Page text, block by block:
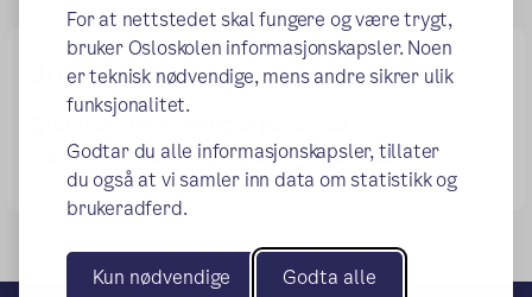
For at nettstedet skal fungere og være trygt,
bruker Osloskolen informasjonskapsler. Noen
er teknisk nødvendige, mens andre sikrer ulik
funksjonalitet.
Godtar du alle informasjonskapsler, tillater
du også at vi samler inn data om statistikk og
brukeradferd.
Kun nødvendige Godta alle
Dokumentliste
Foreldre erklæringsskjema ved
aktivitetsskolen Lindeberg endret.docx